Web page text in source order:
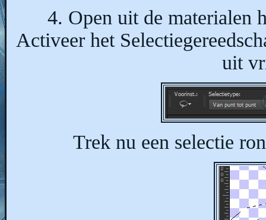
4. Open uit de materialen
Activeer het
uit
Trek nu een selectie